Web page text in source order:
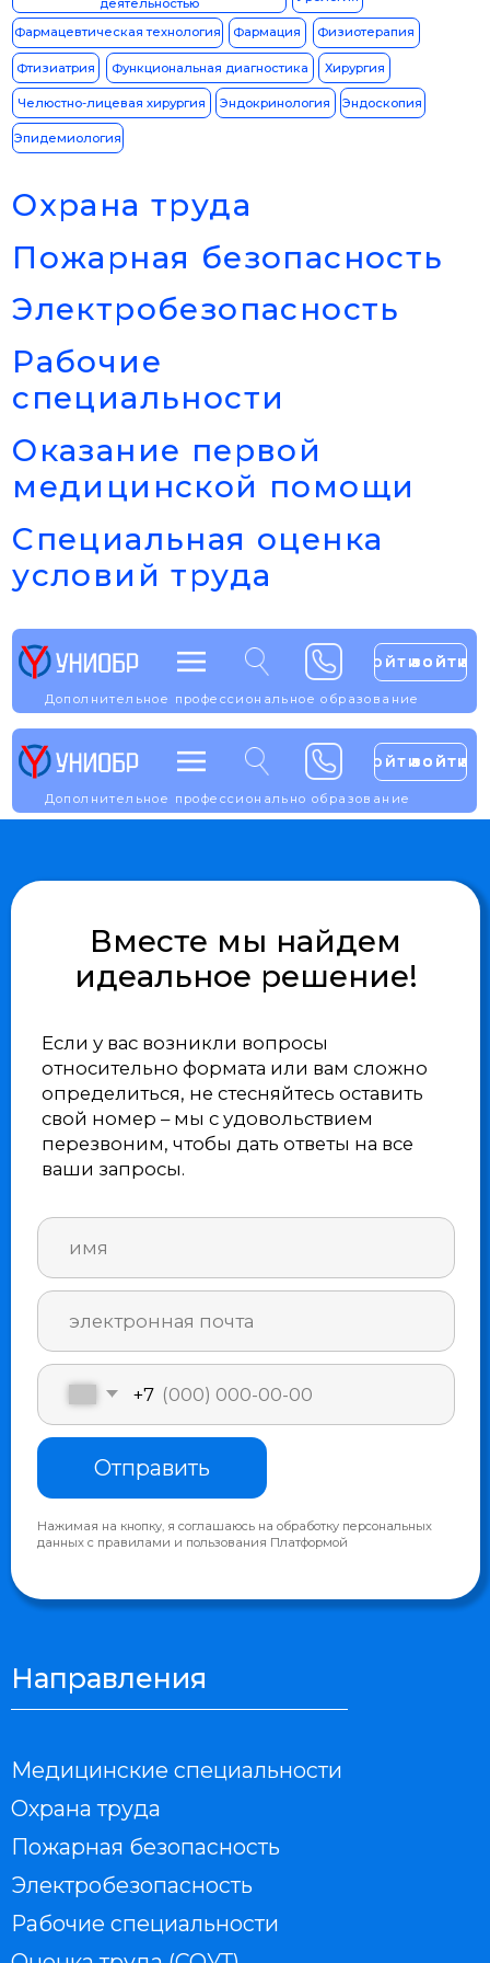
+7
Отправить
Нажимая на кнопку, я соглашаюсь на обработку персональных
данных с правилами и пользования Платформой
Направления
Охрана труда
Электробезопасность
Рабочие специальности
Об УНИОБР
О нас
Отзывы
Вакансии
Проекты
Медиа
+7 (499) 11-33-
000
34, помещ. 27/2
info@uniobr.ru
Оплата
Зарегистрированы на портале поставщиков
Лицензии
Проходи обучение сейчас — плати потом